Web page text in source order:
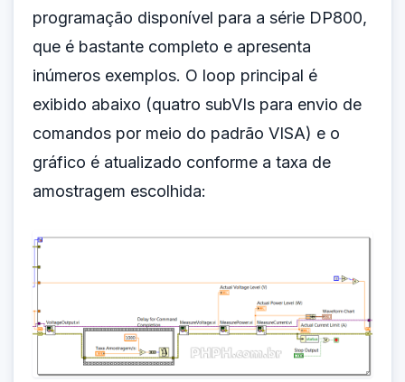
programação disponível para a série DP800,
que é bastante completo e apresenta
inúmeros exemplos. O loop principal é
exibido abaixo (quatro subVIs para envio de
comandos por meio do padrão VISA) e o
gráfico é atualizado conforme a taxa de
amostragem escolhida: